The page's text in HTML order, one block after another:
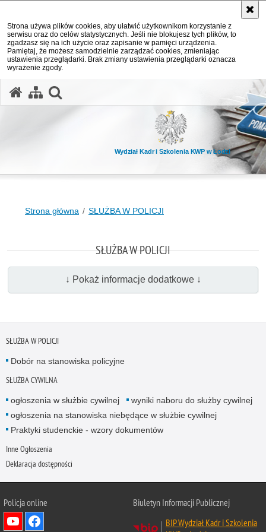
Strona używa plików cookies, aby ułatwić użytkownikom korzystanie z
serwisu oraz do celów statystycznych. Jeśli nie blokujesz tych plików, to
zgadzasz się na ich użycie oraz zapisanie w pamięci urządzenia.
Pamiętaj, że możesz samodzielnie zarządzać cookies, zmieniając
ustawienia przeglądarki. Brak zmiany ustawienia przeglądarki oznacza
wyrażenie zgody.
Wydział Kadr i Szkolenia KWP w Łodzi
Strona główna SŁUŻBA W POLICJI
SŁUŻBA W POLICJI
↓ Pokaż informacje dodatkowe ↓
SŁUŻBA W POLICJI
Dobór na stanowiska policyjne
SŁUŻBA CYWILNA
ogłoszenia w służbie cywilnej
wyniki naboru do służby cywilnej
ogłoszenia na stanowiska niebędące w służbie cywilnej
Praktyki studenckie - wzory dokumentów
Inne Ogłoszenia
Deklaracja dostępności
Policja online
Biuletyn Informacji Publicznej
BIP Wydział Kadr i Szkolenia